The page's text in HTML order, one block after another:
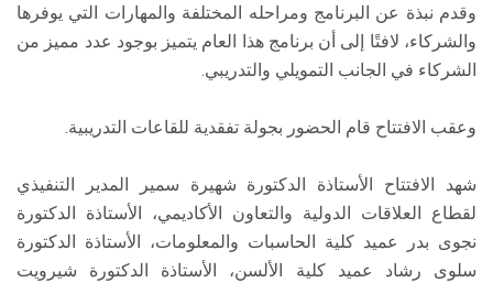
وقدم نبذة عن البرنامج ومراحله المختلفة والمهارات التي يوفرها
والشركاء، لافتًا إلى أن برنامج هذا العام يتميز بوجود عدد مميز من
الشركاء في الجانب التمويلي والتدريبي.
وعقب الافتتاح قام الحضور بجولة تفقدية للقاعات التدريبية.
شهد الافتتاح الأستاذة الدكتورة شهيرة سمير المدير التنفيذي
لقطاع العلاقات الدولية والتعاون الأكاديمي، الأستاذة الدكتورة
نجوى بدر عميد كلية الحاسبات والمعلومات، الأستاذة الدكتورة
سلوى رشاد عميد كلية الألسن، الأستاذة الدكتورة شيرويت